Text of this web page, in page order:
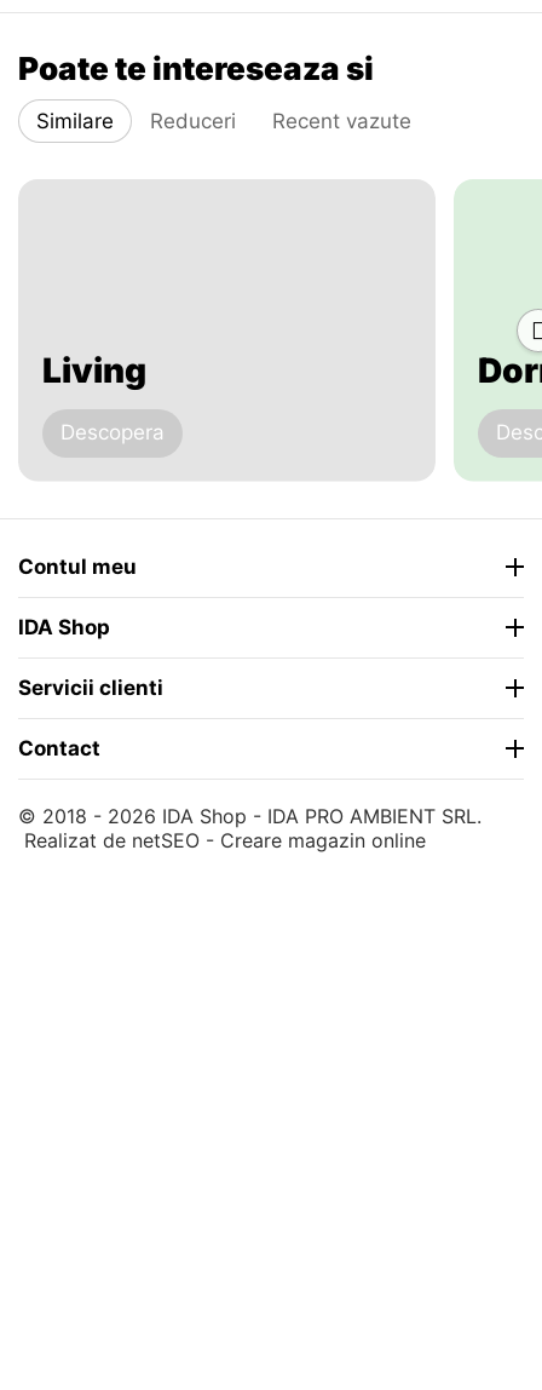
Poate te intereseaza si
Similare Reduceri Recent vazute
Living
Descopera
Contul meu
IDA Shop
Servicii clienti
Contact
© 2018 - 2026 IDA Shop - IDA PRO AMBIENT SRL.
Realizat de netSEO - Creare magazin online